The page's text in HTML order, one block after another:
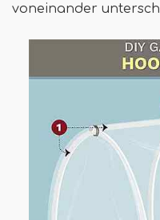
voneinander